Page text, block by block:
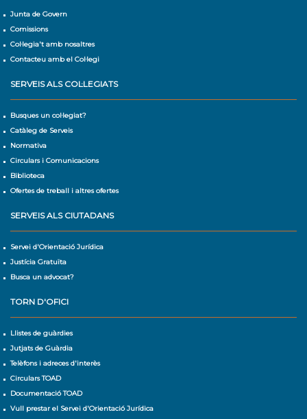
Junta de Govern
Comissions
Col·legia't amb nosaltres
Contacteu amb el Col·legi
SERVEIS ALS COL·LEGIATS
Busques un col·legiat?
Catàleg de Serveis
Normativa
Circulars i Comunicacions
Biblioteca
Ofertes de treball i altres ofertes
SERVEIS ALS CIUTADANS
Servei d'Orientació Jurídica
Justícia Gratuïta
Busca un advocat?
TORN D'OFICI
Llistes de guàrdies
Jutjats de Guàrdia
Telèfons i adreces d'interès
Circulars TOAD
Documentació TOAD
Vull prestar el Servei d'Orientació Jurídica